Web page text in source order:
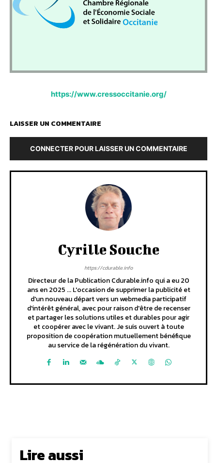
https://www.cressoccitanie.org/
LAISSER UN COMMENTAIRE
CONNECTER POUR LAISSER UN COMMENTAIRE
Cyrille Souche
https://cdurable.info
Directeur de la Publication Cdurable.info qui a eu 20
ans en 2025 ... L'occasion de supprimer la publicité et
d'un nouveau départ vers un webmedia participatif
d'intérêt général, avec pour raison d'être de recenser
et partager les solutions utiles et durables pour agir
et coopérer avec le vivant. Je suis ouvert à toute
proposition de coopération mutuellement bénéfique
au service de la régénération du vivant.
Lire aussi